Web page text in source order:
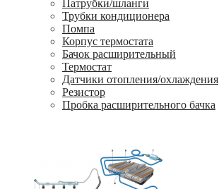
Патрубки/шланги
Трубки кондиционера
Помпа
Корпус термостата
Бачок расширительный
Термостат
Датчики отопления/охлаждения
Резистор
Пробка расширительного бачка